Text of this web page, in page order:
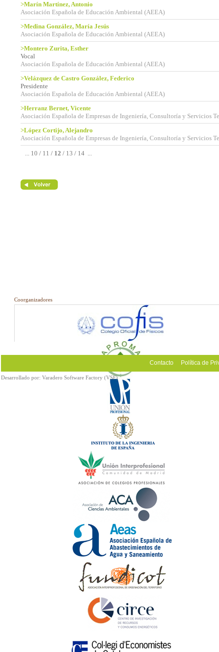
>Marín Martínez, Antonio
Asociación Española de Educación Ambiental (AEEA)
>Medina González, María Jesús
Asociación Española de Educación Ambiental (AEEA)
>Montero Zurita, Esther
Vocal
Asociación Española de Educación Ambiental (AEEA)
>Velázquez de Castro González, Federico
Presidente
Asociación Española de Educación Ambiental (AEEA)
>Herranz Bernet, Vicente
Asociación Española de Empresas de Ingeniería, Consultoría y Servicios
>López Cortijo, Alejandro
Asociación Española de Empresas de Ingeniería, Consultoría y Servicios
... 10 / 11 / 12 / 13 / 14 ...
Coorganizadores
Contacto Política de
Desarrollado por: Varadero Software Factory (VSF)